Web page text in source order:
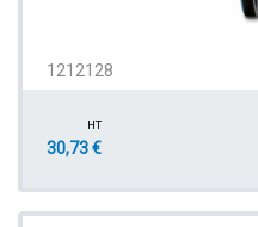
1212128
HT
30,73 €